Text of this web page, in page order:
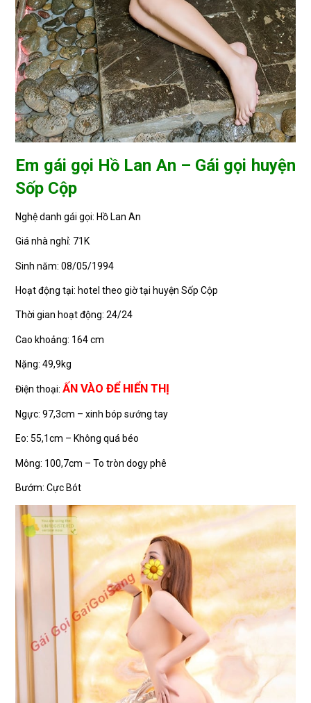
Em gái gọi Hồ Lan An – Gái gọi huyện
Sốp Cộp
Nghệ danh gái gọi: Hồ Lan An
Giá nhà nghỉ: 71K
Sinh năm: 08/05/1994
Hoạt động tại: hotel theo giờ tại huyện Sốp Cộp
Thời gian hoạt động: 24/24
Cao khoảng: 164 cm
Nặng: 49,9kg
Điện thoại:ẤN VÀO ĐỂ HIỂN THỊ
Ngực: 97,3cm – xinh bóp sướng tay
Eo: 55,1cm – Không quá béo
Mông: 100,7cm – To tròn dogy phê
Bướm: Cực Bót